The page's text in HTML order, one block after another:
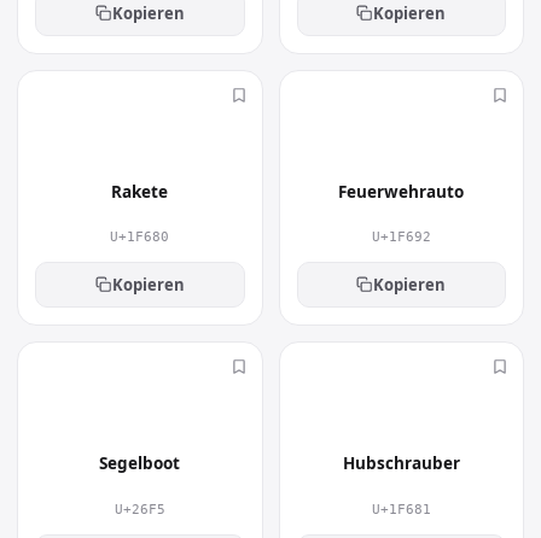
Kopieren Kopieren
Rakete
U+1F680
Kopieren
Feuerwehrauto
U+1F692
Kopieren
Segelboot
U+26F5
Hubschrauber
U+1F681